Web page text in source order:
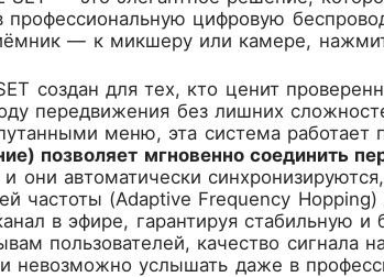
цифровую
— к микшеру или камере,
создан для тех, кто ценит
передвижения без лишних
меню, эта система работает
позволяет мгновенно соединить
они автоматически
частоты (Adaptive Frequency
в эфире, гарантируя стабильную и
пользователей, качество сигнала
невозможно услышать даже в